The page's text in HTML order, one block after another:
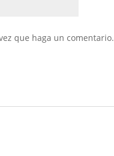
que haga un comentario.